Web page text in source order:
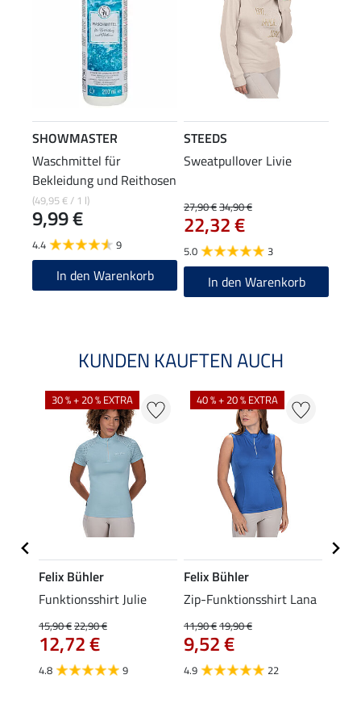
SHOWMASTER
Waschmittel für
Bekleidung und Reithosen
(49,95 € / 1 l)
9,99 €
4.4 9
In den Warenkorb
STEEDS
Sweatpullover Livie
27,90 €34,90 €
22,32 €
5.0 3
In den Warenkorb
KUNDEN KAUFTEN AUCH
30 % + 20 % EXTRA
Felix Bühler
Funktionsshirt Julie
15,90 €22,90 €
12,72 €
4.8 9
40 % + 20 % EXTRA
Felix Bühler
Zip-Funktionsshirt Lana
11,90 €19,90 €
9,52 €
4.9 22